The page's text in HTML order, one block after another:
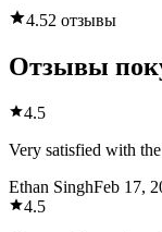
4.52 отзывы
Отзывы
4.5
Very satisfied with
Ethan SinghFeb 17,
4.5